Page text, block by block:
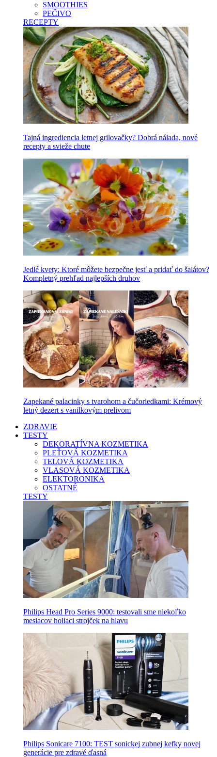
SMOOTHIES
PEČIVO
RECEPTY
Tajná ingrediencia letnej grilovačky? Dobrá nálada, nové
recepty a svieže chute
Jedlé kvety: Ktoré môžete bezpečne jesť a pridať do šalátov?
Kompletný prehľad najlepších druhov
Zapekané palacinky s tvarohom a čučoriedkami: Krémový
letný dezert s vanilkovým prelivom
ZDRAVIE
TESTY
DEKORATÍVNA KOZMETIKA
PLEŤOVÁ KOZMETIKA
TELOVÁ KOZMETIKA
VLASOVÁ KOZMETIKA
ELEKTORONIKA
OSTATNÉ
TESTY
Philips Head Pro Series 9000: testovali sme niekoľko
mesiacov holiaci strojček na hlavu
Philips Sonicare 7100: TEST sonickej zubnej kefky novej
generácie pre zdravé ďasná